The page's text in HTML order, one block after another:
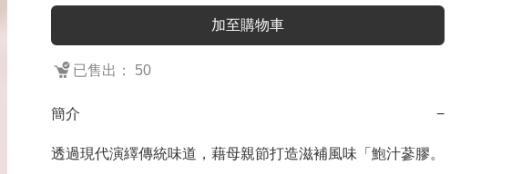
加至購物車
已售出： 50
簡介 −
透過現代演繹傳統味道，藉母親節打造滋補風味「鮑汁蔘膠。